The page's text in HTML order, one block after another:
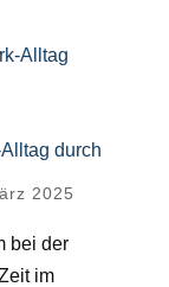
durch
2025
bei der
im